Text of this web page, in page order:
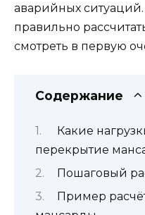
аварийных
правильно
смотреть в первую
Содержание
Какие
перекрытие
Пошаговый
Пример